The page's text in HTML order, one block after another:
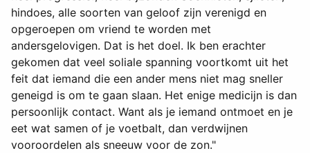
hindoes, alle soorten van geloof zijn verenigd en
opgeroepen om vriend te worden met
andersgelovigen. Dat is het doel. Ik ben erachter
gekomen dat veel soliale spanning voortkomt uit het
feit dat iemand die een ander mens niet mag sneller
geneigd is om te gaan slaan. Het enige medicijn is dan
persoonlijk contact. Want als je iemand ontmoet en je
eet wat samen of je voetbalt, dan verdwijnen
vooroordelen als sneeuw voor de zon."